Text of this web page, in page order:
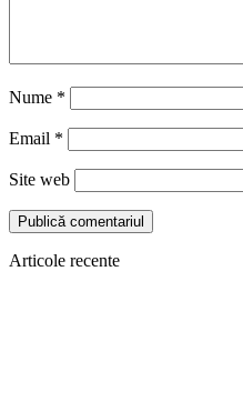
Nume *
Email *
Site web
Articole recente